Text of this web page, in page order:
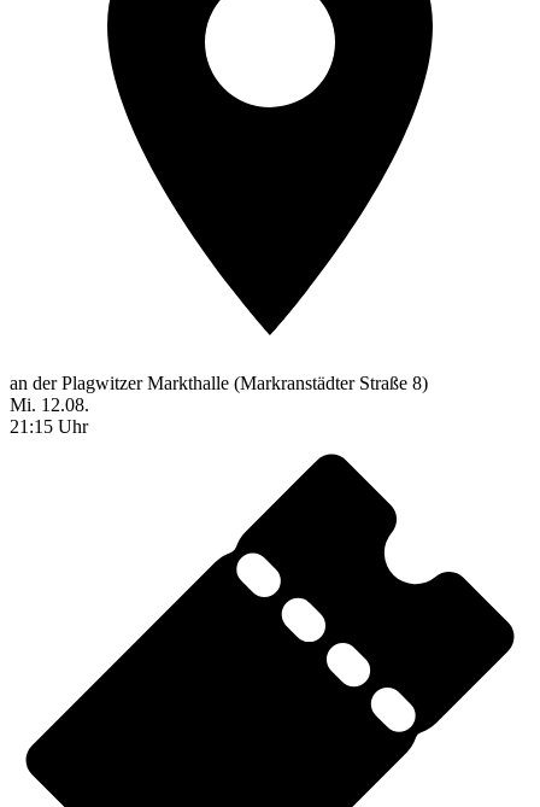
an der Plagwitzer Markthalle (Markranstädter Straße 8)
Mi. 12.08.
21:15 Uhr